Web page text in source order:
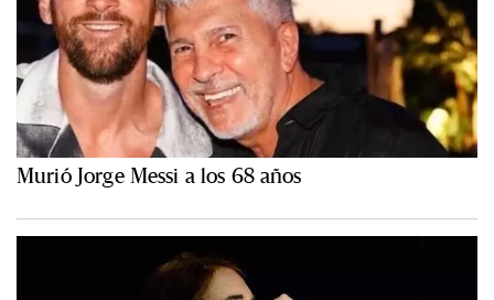
Murió Jorge Messi a los 68 años